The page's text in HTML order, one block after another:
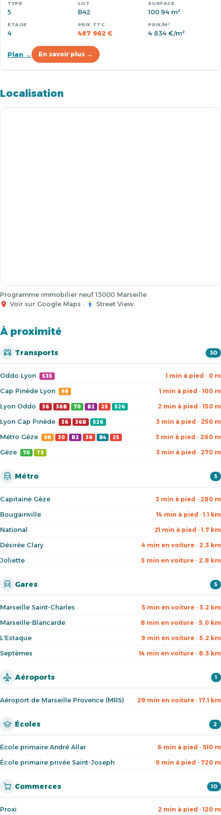
5 B42 100.94 m²
4 487 962 € 4 834 €/m²
Plan → En savoir plus →
Localisation
Programme immobilier neuf 13000 Marseille
Voir sur Google Maps · Street View
À proximité
Transports 30
Oddo Lyon 535 1 min à pied · 0 m
Cap Pinède Lyon 98 1 min à pied · 100 m
Lyon Oddo 36 36B 70 B2 25 526 2 min à pied · 150 m
Lyon Cap Pinède 36 36B 526 3 min à pied · 250 m
Métro Gèze 98 30 B2 38 B4 25 3 min à pied · 260 m
Gèze 70 T3 3 min à pied · 270 m
Métro 5
Capitaine Gèze 3 min à pied · 280 m
Bougainville 14 min à pied · 1.1 km
National 21 min à pied · 1.7 km
Désirée Clary 4 min en voiture · 2.3 km
Joliette 5 min en voiture · 2.8 km
Gares 5
Marseille Saint-Charles 5 min en voiture · 3.2 km
Marseille-Blancarde 8 min en voiture · 5.0 km
L'Estaque 9 min en voiture · 5.2 km
Septèmes 14 min en voiture · 8.3 km
Aéroports 1
Aéroport de Marseille Provence (MRS) 29 min en voiture · 17.1 km
Écoles 2
École primaire André Allar 6 min à pied · 510 m
École primaire privée Saint-Joseph 9 min à pied · 720 m
Commerces 10
Proxi 2 min à pied · 120 m